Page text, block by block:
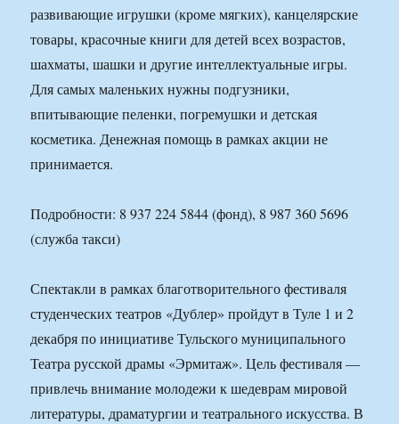
развивающие игрушки (кроме мягких), канцелярские
товары, красочные книги для детей всех возрастов,
шахматы, шашки и другие интеллектуальные игры.
Для самых маленьких нужны подгузники,
впитывающие пеленки, погремушки и детская
косметика. Денежная помощь в рамках акции не
принимается.
Подробности: 8 937 224 5844 (фонд), 8 987 360 5696
(служба такси)
Спектакли в рамках благотворительного фестиваля
студенческих театров «Дублер» пройдут в Туле 1 и 2
декабря по инициативе Тульского муниципального
Театра русской драмы «Эрмитаж». Цель фестиваля —
привлечь внимание молодежи к шедеврам мировой
литературы, драматургии и театрального искусства. В